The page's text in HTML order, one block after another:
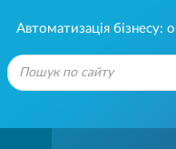
Автоматизація бізнесу: